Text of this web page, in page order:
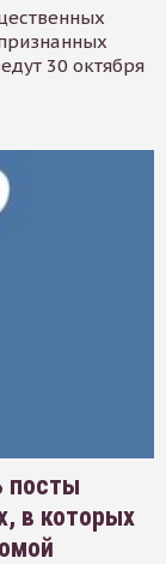
30 октября
посты
в которых